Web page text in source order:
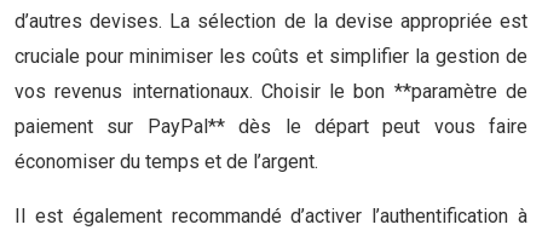
d’autres devises. La sélection de la devise appropriée est
cruciale pour minimiser les coûts et simplifier la gestion de
vos revenus internationaux. Choisir le bon **paramètre de
paiement sur PayPal** dès le départ peut vous faire
économiser du temps et de l’argent.
Il est également recommandé d’activer l’authentification à